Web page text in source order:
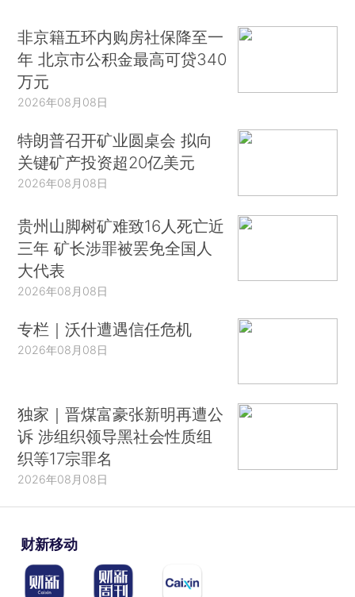
非京籍五环内购房社保降至一
年 北京市公积金最高可贷340
万元
2026年08月08日
特朗普召开矿业圆桌会 拟向
关键矿产投资超20亿美元
2026年08月08日
贵州山脚树矿难致16人死亡近
三年 矿长涉罪被罢免全国人
大代表
2026年08月08日
专栏｜沃什遭遇信任危机
2026年08月08日
独家｜晋煤富豪张新明再遭公
诉 涉组织领导黑社会性质组
织等17宗罪名
2026年08月08日
财新移动